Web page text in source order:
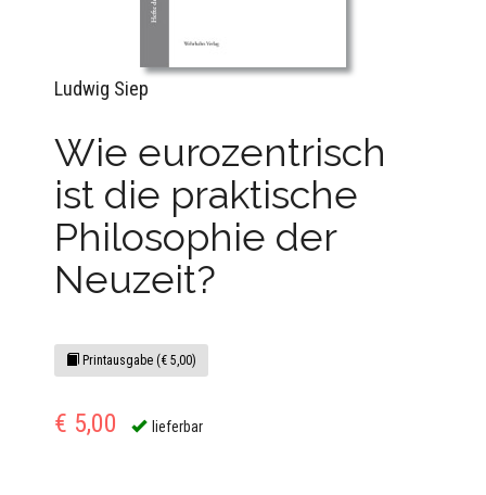
Ludwig Siep
Wie eurozentrisch
ist die praktische
Philosophie der
Neuzeit?
Printausgabe (€ 5,00)
€ 5,00 lieferbar